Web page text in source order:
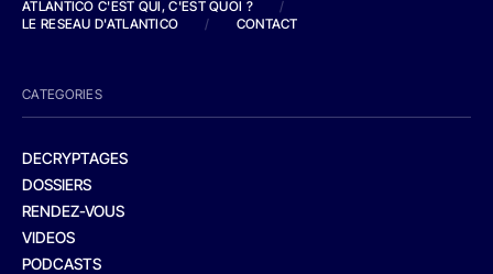
ATLANTICO C'EST QUI, C'EST QUOI ?
/
LE RESEAU D'ATLANTICO
/ CONTACT
CATEGORIES
DECRYPTAGES
DOSSIERS
RENDEZ-VOUS
VIDEOS
PODCASTS